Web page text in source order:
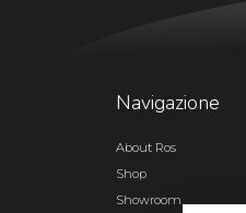
Navigazione
About Ros
Shop
Showroom